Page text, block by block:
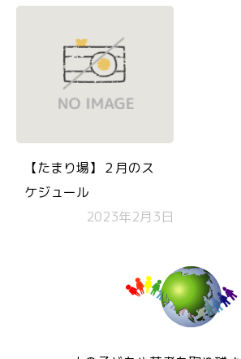
【たまり場】２月のス
ケジュール
2023年2月3日